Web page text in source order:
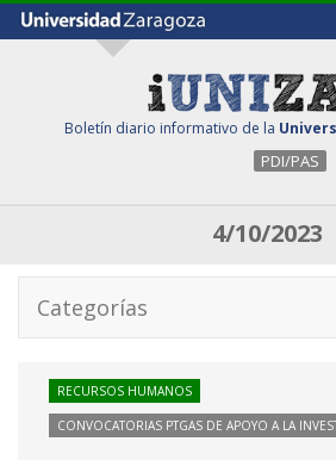
Boletín diario informativo de la
PDI/PAS
4/10/2023
Categorías
RECURSOS HUMANOS
CONVOCATORIAS PTGAS DE APOYO A LA